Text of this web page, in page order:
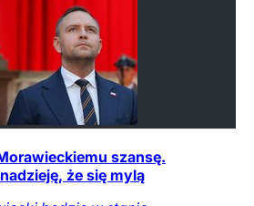
szansę.
że się mylą